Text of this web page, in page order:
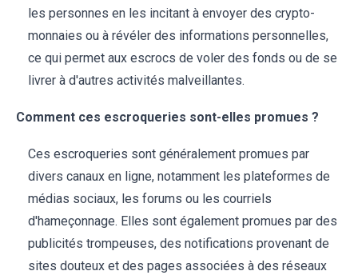
les personnes en les incitant à envoyer des crypto-
monnaies ou à révéler des informations personnelles,
ce qui permet aux escrocs de voler des fonds ou de se
livrer à d'autres activités malveillantes.
Comment ces escroqueries sont-elles promues ?
Ces escroqueries sont généralement promues par
divers canaux en ligne, notamment les plateformes de
médias sociaux, les forums ou les courriels
d'hameçonnage. Elles sont également promues par des
publicités trompeuses, des notifications provenant de
sites douteux et des pages associées à des réseaux